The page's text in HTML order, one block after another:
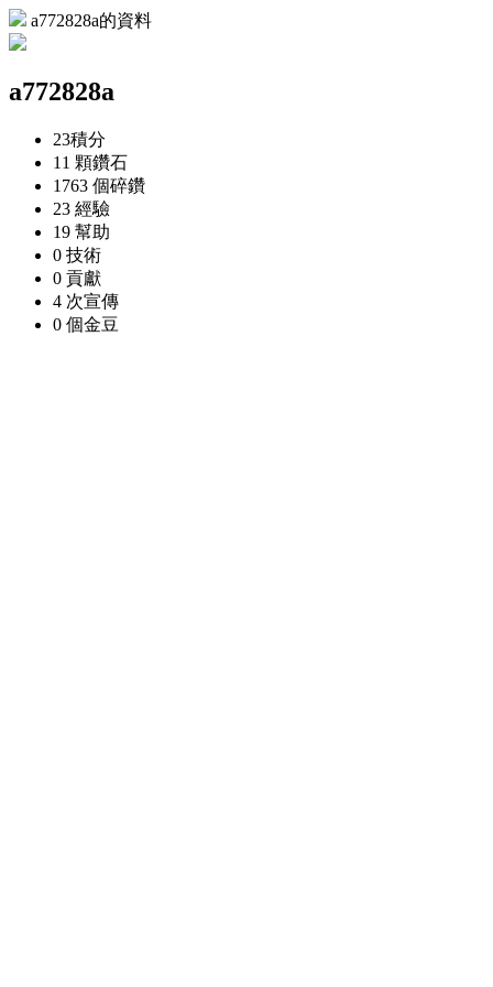
a772828a的資料
a772828a
23積分
11 顆鑽石
1763 個碎鑽
23 經驗
19 幫助
0 技術
0 貢獻
4 次宣傳
0 個金豆